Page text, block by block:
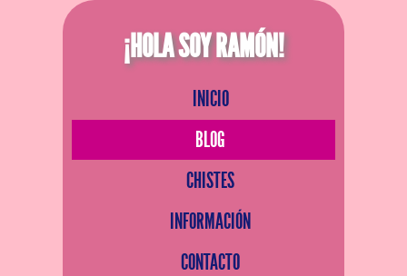
¡HOLA SOY RAMÓN!
INICIO
BLOG
CHISTES
INFORMACIÓN
CONTACTO